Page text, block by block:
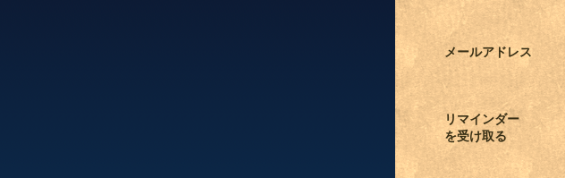
メールアドレス
リマインダー
を受け取る